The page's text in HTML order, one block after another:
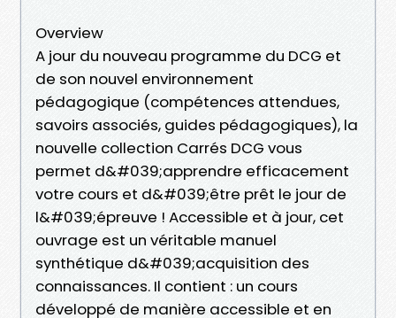
Overview
A jour du nouveau programme du DCG et
de son nouvel environnement
pédagogique (compétences attendues,
savoirs associés, guides pédagogiques), la
nouvelle collection Carrés DCG vous
permet d&#039;apprendre efficacement
votre cours et d&#039;être prêt le jour de
l&#039;épreuve ! Accessible et à jour, cet
ouvrage est un véritable manuel
synthétique d&#039;acquisition des
connaissances. Il contient : un cours
développé de manière accessible et en